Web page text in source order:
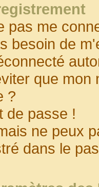
pas me
besoin de
que
?
de passe !
ne peux
dans le